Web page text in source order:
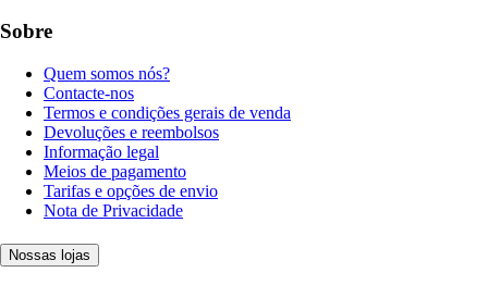
Sobre
Quem somos nós?
Contacte-nos
Termos e condições gerais de venda
Devoluções e reembolsos
Informação legal
Meios de pagamento
Tarifas e opções de envio
Nota de Privacidade
Nossas lojas